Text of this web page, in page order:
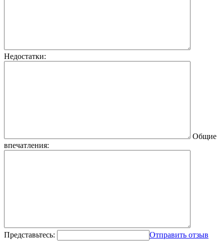
Недостатки:
Общие
впечатления:
Представьтесь: Отправить отзыв